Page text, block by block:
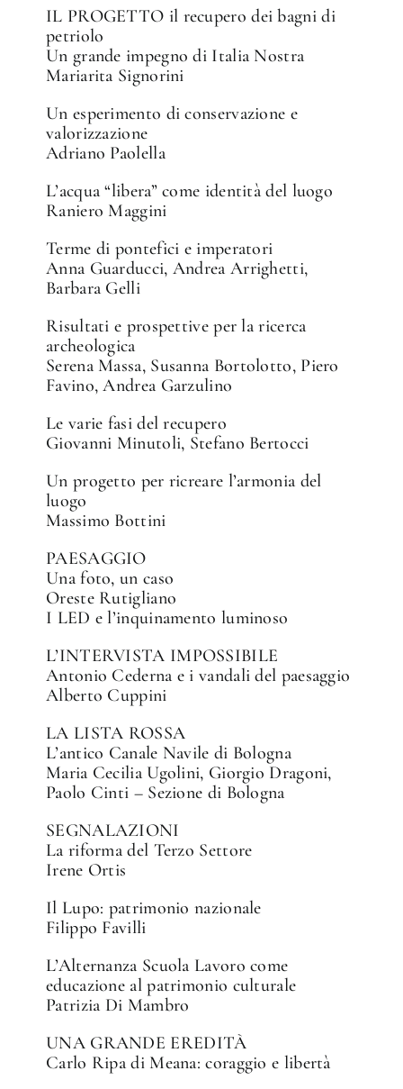
IL PROGETTO il recupero dei bagni di
petriolo
Un grande impegno di Italia Nostra
Mariarita Signorini
Un esperimento di conservazione e
valorizzazione
Adriano Paolella
L’acqua “libera” come identità del luogo
Raniero Maggini
Terme di pontefici e imperatori
Anna Guarducci, Andrea Arrighetti,
Barbara Gelli
Risultati e prospettive per la ricerca
archeologica
Serena Massa, Susanna Bortolotto, Piero
Favino, Andrea Garzulino
Le varie fasi del recupero
Giovanni Minutoli, Stefano Bertocci
Un progetto per ricreare l’armonia del
luogo
Massimo Bottini
PAESAGGIO
Una foto, un caso
Oreste Rutigliano
I LED e l’inquinamento luminoso
L’INTERVISTA IMPOSSIBILE
Antonio Cederna e i vandali del paesaggio
Alberto Cuppini
LA LISTA ROSSA
L’antico Canale Navile di Bologna
Maria Cecilia Ugolini, Giorgio Dragoni,
Paolo Cinti – Sezione di Bologna
SEGNALAZIONI
La riforma del Terzo Settore
Irene Ortis
Il Lupo: patrimonio nazionale
Filippo Favilli
L’Alternanza Scuola Lavoro come
educazione al patrimonio culturale
Patrizia Di Mambro
UNA GRANDE EREDITÀ
Carlo Ripa di Meana: coraggio e libertà